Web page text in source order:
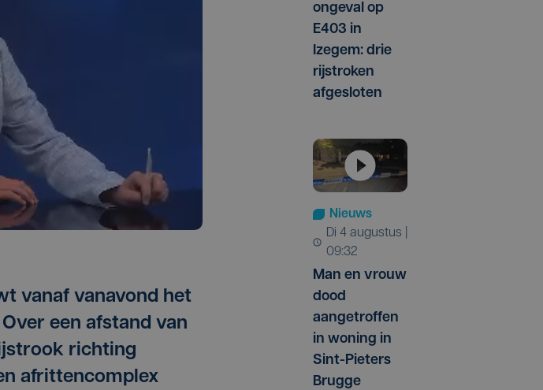
vanaf vanavond het
een afstand van
richting
afrittencomplex
ongeval op
E403 in
Izegem: drie
rijstroken
afgesloten
Nieuws
di 4 augustus |
09:32
Man en vrouw
dood
aangetroffen
in woning in
Sint-Pieters
Brugge